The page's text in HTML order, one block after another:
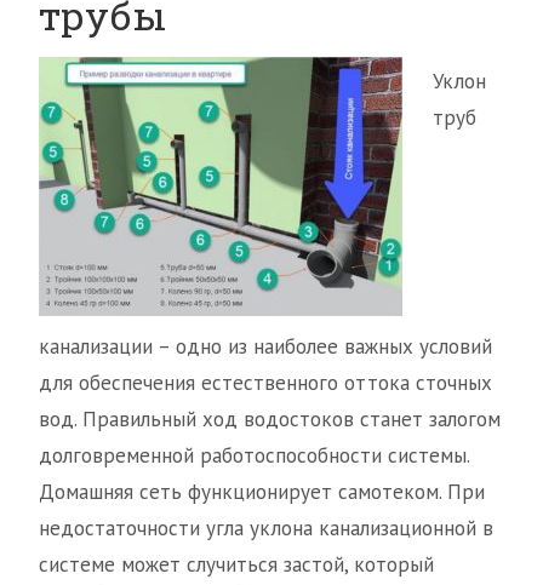
трубы
Уклон
труб
канализации – одно из наиболее важных условий
для обеспечения естественного оттока сточных
вод. Правильный ход водостоков станет залогом
долговременной работоспособности системы.
Домашняя сеть функционирует самотеком. При
недостаточности угла уклона канализационной в
системе может случиться застой, который